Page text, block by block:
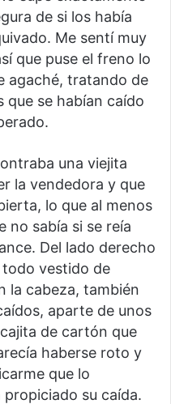
de si los había
Me sentí muy
que puse el freno lo
agaché, tratando de
que se habían caído
una viejita
la vendedora y que
lo que al menos
no sabía si se reía
Del lado derecho
vestido de
la cabeza, también
aparte de unos
de cartón que
haberse roto y
que lo
su caída.